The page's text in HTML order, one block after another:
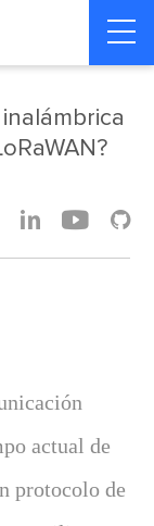
de la industria
  
actual de
protocolo de